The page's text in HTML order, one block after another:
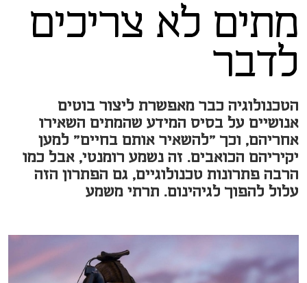
מתים לא צריכים
לדבר
הטכנולוגיה כבר מאפשרת ליצור בוטים
אנושיים על בסיס המידע שהמתים השאירו
אחריהם, וכך "להשאיר אותם בחיים" למען
יקיריהם הכואבים. זה נשמע רומנטי, אבל כמו
הרבה פתרונות טכנולוגיים, גם הפתרון הזה
עלול להפוך לגיהינום. תרתי משמע